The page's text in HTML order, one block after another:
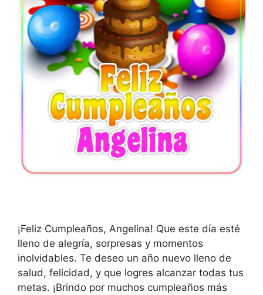
¡Feliz Cumpleaños, Angelina! Que este día esté
lleno de alegría, sorpresas y momentos
inolvidables. Te deseo un año nuevo lleno de
salud, felicidad, y que logres alcanzar todas tus
metas. ¡Brindo por muchos cumpleaños más